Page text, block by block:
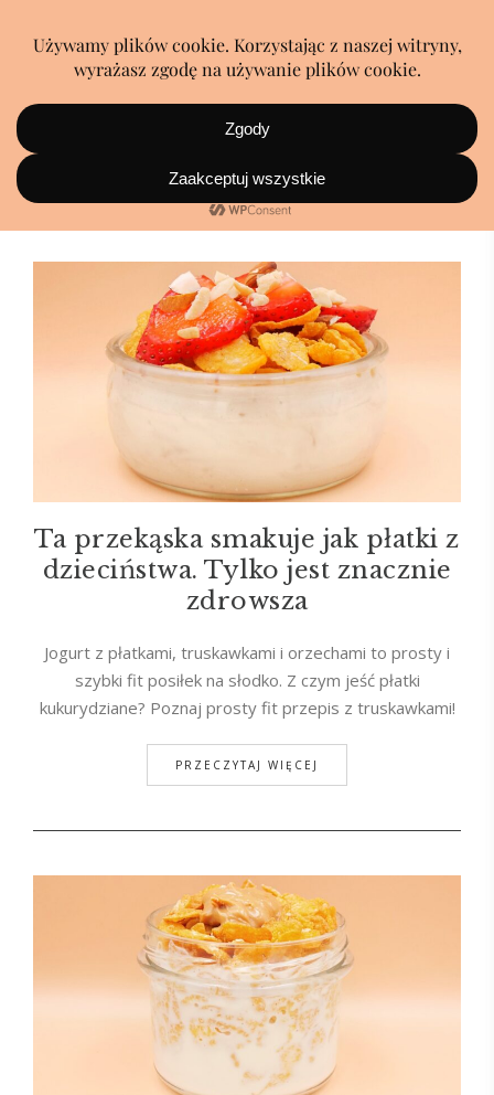
płatki kukurydziane
Ta przekąska smakuje jak płatki z
dzieciństwa. Tylko jest znacznie
zdrowsza
Jogurt z płatkami, truskawkami i orzechami to prosty i
szybki fit posiłek na słodko. Z czym jeść płatki
kukurydziane? Poznaj prosty fit przepis z truskawkami!
PRZECZYTAJ WIĘCEJ